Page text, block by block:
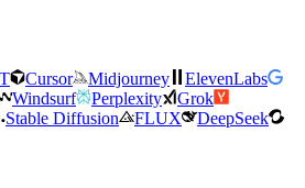
Cursor Midjourney
ElevenLabs
Windsurf Perplexity
Grok
Stable Diffusion FLUX
DeepSeek